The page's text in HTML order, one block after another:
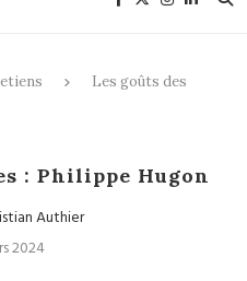
Les goûts des
: Philippe Hugon
Authier
2024